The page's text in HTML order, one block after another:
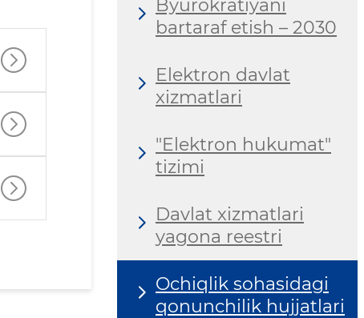
Byurokratiyani
bartaraf etish – 2030
Elektron davlat
xizmatlari
"Elektron hukumat"
tizimi
Davlat xizmatlari
yagona reestri
Ochiqlik sohasidagi
qonunchilik hujjatlari